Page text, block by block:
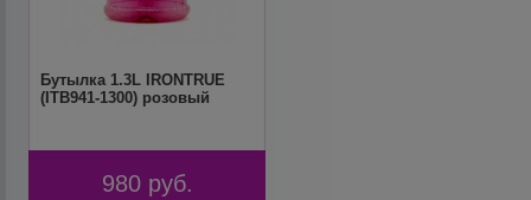
Бутылка 1.3L IRONTRUE
(ITB941-1300) розовый
980 руб.